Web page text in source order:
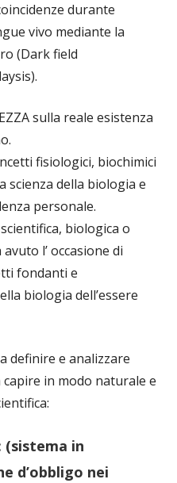
durante
vivo mediante la
(Dark field
sulla reale esistenza
fisiologici, biochimici
scienza della biologia e
personale.
biologica o
l’ occasione di
fondanti e
biologia dell’essere
definire e analizzare
in modo naturale e
(sistema in
d’obbligo nei